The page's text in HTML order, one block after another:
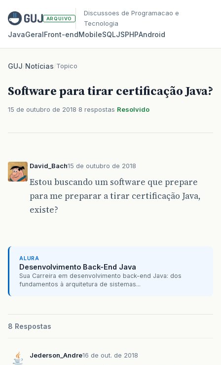
ARQUIVO
Discussoes de Programacao e
Tecnologia
JavaGeralFront‑endMobileSQLJSPHPAndroid
GUJ/Notícias/Topico
Software para tirar certificação Java?
15 de outubro de 2018 8 respostas Resolvido
David_Bach15 de outubro de 2018
Estou buscando um software que prepare
para me preparar a tirar certificação Java,
existe?
ALURA
Desenvolvimento Back-End Java
Sua Carreira em desenvolvimento back-end Java: dos
fundamentos à arquitetura de sistemas...
8 Respostas
Jederson_Andre16 de out. de 2018